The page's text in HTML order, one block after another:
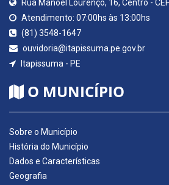
Rua Manoel Lourenço, 16, Centro -
Atendimento: 07:00hs às 13:00hs
(81) 3548-1647
ouvidoria@itapissuma.pe.gov.br
Itapissuma - PE
O MUNICÍPIO
Sobre o Município
História do Município
Dados e Características
Geografia